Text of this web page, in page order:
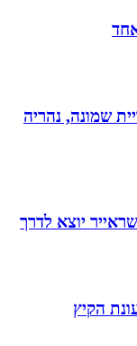
שמונה, נהריה
יוצא לדרך
הקיץ